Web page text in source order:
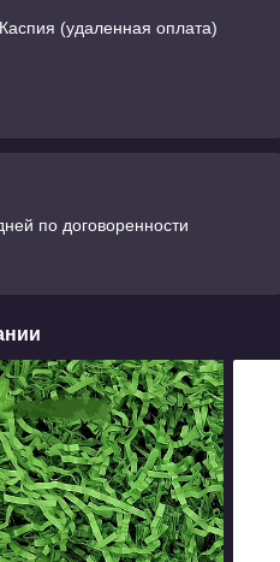
(удаленная оплата)
по договоренности